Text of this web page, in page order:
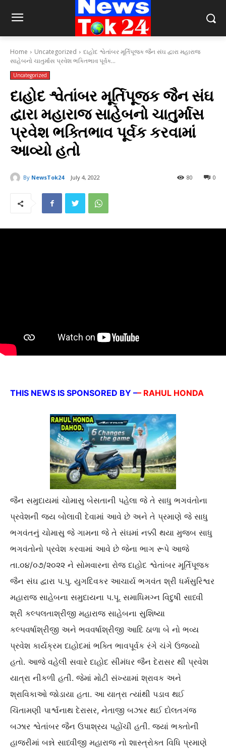
Home Uncategorized
દાહોદ શ્વેતાંબર મૂર્તિપૂજક જૈન સંઘ દ્વારા મહારાજ
સાહેબનો ચાતુર્માસ પ્રવેશ ભક્તિભાવ પૂર્વક...
Uncategorized
દાહોદ શ્વેતાંબર મૂર્તિપૂજક જૈન સંઘ
દ્વારા મહારાજ સાહેબનો ચાતુર્માસ
પ્રવેશ ભક્તિભાવ પૂર્વક કરવામાં
આવ્યો હતો
By NewsTok24 July 4, 2022 0
80
THIS NEWS IS SPONSORED BY –– RAHUL HONDA
જૈન સમુદાયમાં ચોમાસુ બેસતાની પહેલા જે તે સાધુ ભગવંતોના
પ્રવેશની જય બોલાવી દેવામાં આવે છે અને તે પ્રમાણે જે સાધુ
ભગવંતનું ચોમાસુ જે ગામના જે તે સંઘમાં નક્કી થયા મુજબ સાધુ
ભગવંતોનો પ્રવેશ કરવામાં આવે છે જેના ભાગ રૂપે આજે
તા.૦૪/૦૭/૨૦૨૨ ને સોમવારના રોજ દાહોદ શ્વેતાંબર મૂર્તિપૂજક
જૈન સંઘ દ્વારા પ.પુ. યુગદિવકર આચાર્ય ભગવંત શ્રી ધર્મસુરિશ્વર
મહારાજ સાહેબના સમુદાયના પ.પૂ. સમાધિમગ્ન વિદુષી સાધ્વી
શ્રી કલ્પલતાશ્રીજી મહારાજ સાહેબના સુશિષ્યા
કલ્પવર્ષાશ્રીજી અને ભવવર્ષાશ્રીજી આદિ ઠાળા બે નો ભવ્ય
પ્રવેશ કાર્યક્રમ દાહોદમાં ભક્તિ ભાવપૂર્વક રંગે ચંગે ઉજવ્યો
હતો. આજે વહેલી સવારે દાહોદ સીમંધર જૈન દેરાસર થી પ્રવેશ
યાત્રા નીકળી હતી. જેમાં મોટી સંખ્યામાં શ્રાવક અને
શ્રાવિકાઓ જોડાયા હતા. આ યાત્રા ત્યાંથી પડાવ થઈ
ચિંતામણી પાર્શ્વનાથ દેરાસર, નેતાજી બઝાર થઈ દોલતગંજ
બઝાર શ્વેતાંબર જૈન ઉપાશ્રય પહોંચી હતી. જ્યાં ભક્તોની
હાજરીમાં બન્ને સાધ્વીજી મહારાજ નો શાસ્ત્રોક્ત વિધિ પ્રમાણે